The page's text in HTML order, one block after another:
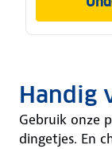
Handig
Gebruik onze
dingetjes. En